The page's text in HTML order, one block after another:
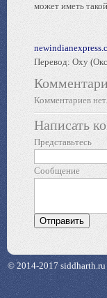
может иметь
Перевод: Oxy
Комментариев нет.
Написать
Представьтесь
Сообщение
© 2014-2017 siddharth.ru